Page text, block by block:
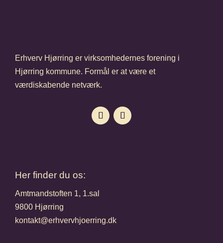
Erhverv Hjørring er virksomhedernes forening i
Hjørring kommune. Formål er at være et
værdiskabende netværk.
Her finder du os:
Amtmandstoften 1, 1.sal
9800 Hjørring
kontakt@erhvervhjoerring.dk